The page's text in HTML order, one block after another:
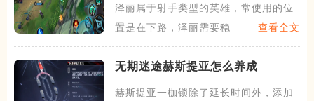
泽丽属于射手类型的英雄，常使用的位
置是在下路，泽丽需要稳定的
查看全文
无期迷途赫斯提亚怎么养成
赫斯提亚一枷锁除了延长时间外，添加